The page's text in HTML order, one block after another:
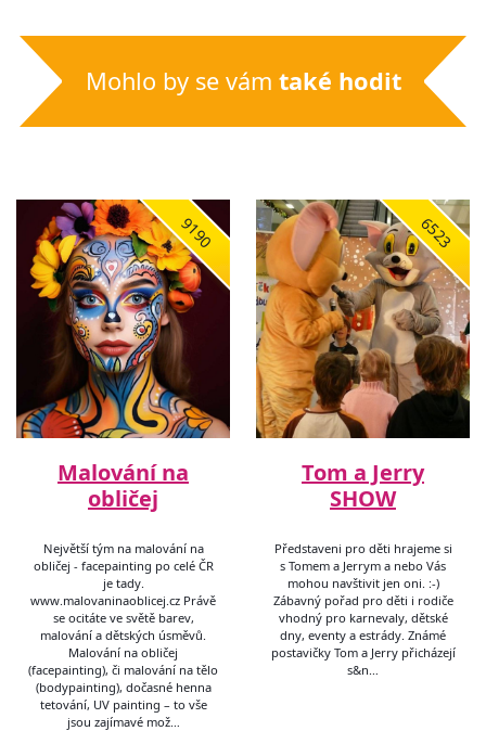
Mohlo by se vám také hodit
9190
Malování na
obličej
Největší tým na malování na
obličej - facepainting po celé ČR
je tady.
www.malovaninaoblicej.cz Právě
se ocitáte ve světě barev,
malování a dětských úsměvů.
Malování na obličej
(facepainting), či malování na tělo
(bodypainting), dočasné henna
tetování, UV painting – to vše
jsou zajímavé mož…
6523
Tom a Jerry
SHOW
Představeni pro děti hrajeme si
s Tomem a Jerrym a nebo Vás
mohou navštivit jen oni. :-)
Zábavný pořad pro děti i rodiče
vhodný pro karnevaly, dětské
dny, eventy a estrády. Známé
postavičky Tom a Jerry přicházejí
s&n…